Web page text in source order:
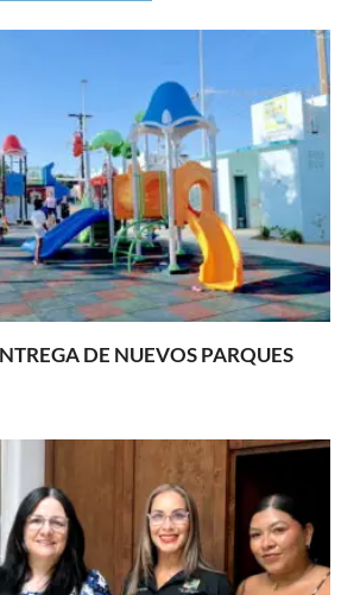
DE NUEVOS PARQUES